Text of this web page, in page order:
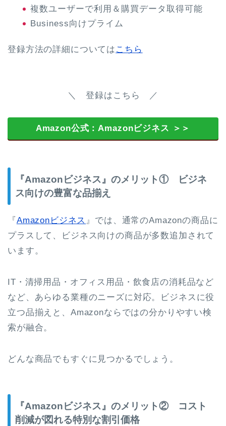
複数ユーザーで利用＆購買データ取得可能
Business向けプライム
登録方法の詳細については こちら
＼ 登録はこちら ／
Amazon公式：Amazonビジネス ＞＞
『Amazonビジネス』のメリット① ビジネ
ス向けの豊富な品揃え
『Amazonビジネス 』では、通常のAmazonの商品に
プラスして、ビジネス向けの商品が多数追加されて
います。
IT・清掃用品・オフィス用品・飲食店の消耗品など
など、あらゆる業種のニーズに対応。ビジネスに役
立つ品揃えと、Amazonならではの分かりやすい検
索が融合。
どんな商品でもすぐに見つかるでしょう。
『Amazonビジネス』のメリット② コスト
削減が図れる特別な割引価格